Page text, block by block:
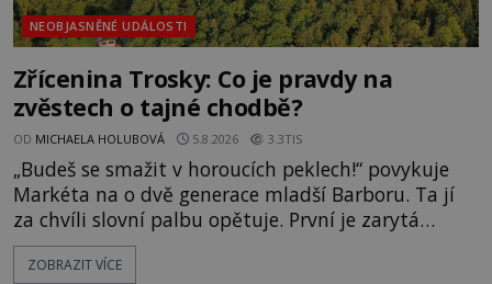
NEOBJASNĚNÉ UDÁLOSTI
Zřícenina Trosky: Co je pravdy na
zvěstech o tajné chodbě?
OD MICHAELA HOLUBOVÁ 5.8.2026 3.3TIS
„Budeš se smažit v horoucích peklech!“ povykuje
Markéta na o dvě generace mladší Barboru. Ta jí
za chvíli slovní palbu opětuje. První je zarytá
katolička, druhá přesvědčená kališnice. A každá z
nich se usídlí na jedné z věží slavného hradu
ZOBRAZIT VÍCE